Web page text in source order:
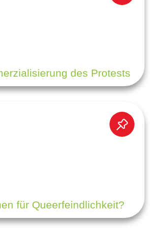
des Protests
für Queerfeindlichkeit?